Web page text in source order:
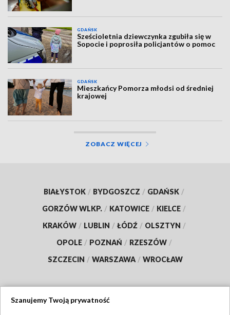
GDAŃSK
Sześcioletnia dziewczynka zgubiła się w
Sopocie i poprosiła policjantów o pomoc
GDAŃSK
Mieszkańcy Pomorza młodsi od średniej
krajowej
ZOBACZ WIĘCEJ
BIAŁYSTOK / BYDGOSZCZ / GDAŃSK /
GORZÓW WLKP. / KATOWICE / KIELCE /
KRAKÓW / LUBLIN / ŁÓDŹ / OLSZTYN /
OPOLE / POZNAŃ / RZESZÓW /
SZCZECIN / WARSZAWA / WROCŁAW
Szanujemy Twoją prywatność